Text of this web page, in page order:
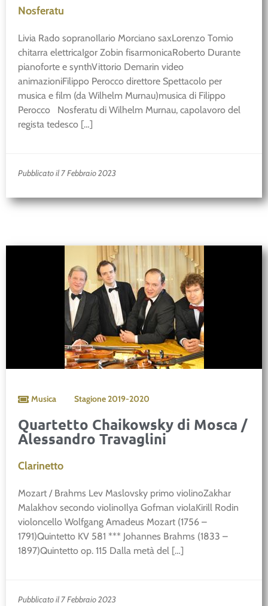
Nosferatu
Livia Rado sopranoIlario Morciano saxLorenzo Tomio
chitarra elettricaIgor Zobin fisarmonicaRoberto Durante
pianoforte e synthVittorio Demarin video
animazioniFilippo Perocco direttore Spettacolo per
musica e film (da Wilhelm Murnau)musica di Filippo
Perocco Nosferatu di Wilhelm Murnau, capolavoro del
regista tedesco […]
Pubblicato il 7 Febbraio 2023
Musica Stagione2019-2020
Quartetto Chaikowsky di Mosca /
Alessandro Travaglini
Clarinetto
Mozart / Brahms Lev Maslovsky primo violinoZakhar
Malakhov secondo violinoIlya Gofman violaKirill Rodin
violoncello Wolfgang Amadeus Mozart (1756 –
1791)Quintetto KV 581 *** Johannes Brahms (1833 –
1897)Quintetto op. 115 Dalla metà del […]
Pubblicato il 7 Febbraio 2023